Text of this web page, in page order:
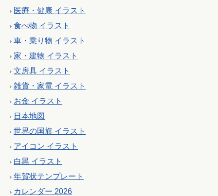
医療・健康 イラスト
食べ物 イラスト
車・乗り物 イラスト
家・建物 イラスト
文房具 イラスト
雑貨・家電 イラスト
お金 イラスト
日本地図
世界の国旗 イラスト
アイコン イラスト
白黒 イラスト
年賀状テンプレート
カレンダー 2026